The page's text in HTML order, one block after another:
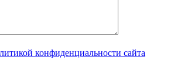
конфиденциальности сайта